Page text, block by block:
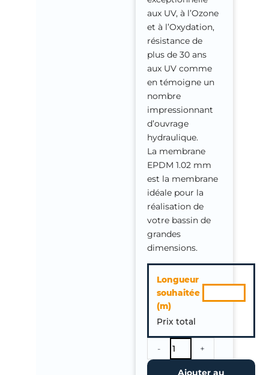
aux UV, à l’Ozone
et à l’Oxydation,
résistance de
plus de 30 ans
aux UV comme
en témoigne un
nombre
impressionnant
d’ouvrage
hydraulique.
La membrane
EPDM 1.02 mm
est la membrane
idéale pour la
réalisation de
votre bassin de
grandes
dimensions.
Longueur
souhaitée
(m)
Prix total
-
Membrane
EPDM
Bassin
OASE
1.02mm
-
+
Ajouter au